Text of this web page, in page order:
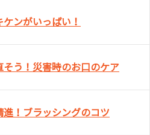
ケンがいっぱい！
そう！災害時のお口のケア
進！ブラッシングのコツ